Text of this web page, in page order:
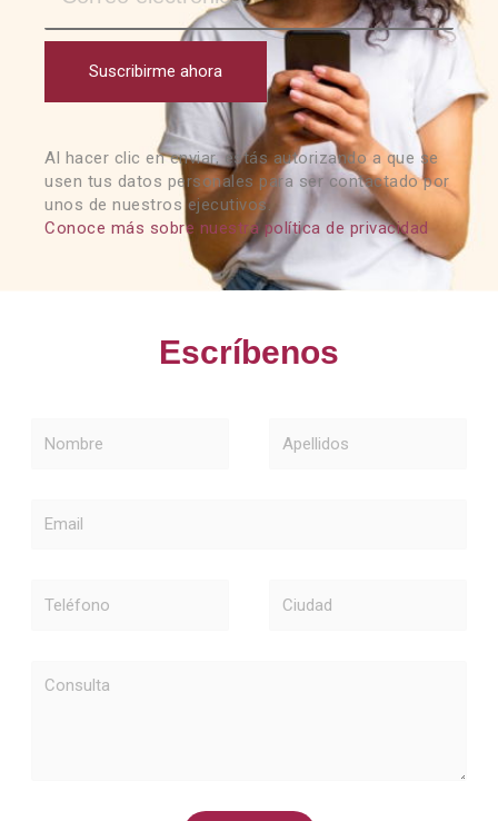
Suscribirme ahora
Al hacer clic en enviar, estás autorizando a que se
usen tus datos personales para ser contactado por
unos de nuestros ejecutivos.
Conoce más sobre nuestra política de privacidad
Escríbenos